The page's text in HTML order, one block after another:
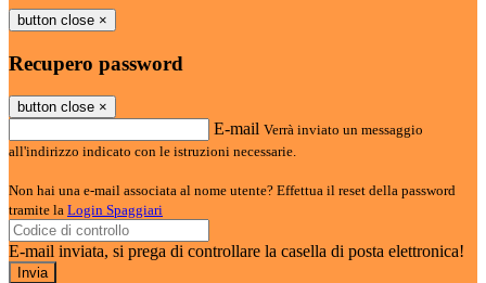
button close ×
Recupero password
button close ×
E-mail Verrà inviato un messaggio
all'indirizzo indicato con le istruzioni necessarie.
Non hai una e-mail associata al nome utente? Effettua il reset della password
tramite la Login Spaggiari
E-mail inviata, si prega di controllare la casella di posta elettronica!